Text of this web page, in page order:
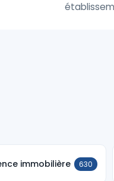
immobilière 630